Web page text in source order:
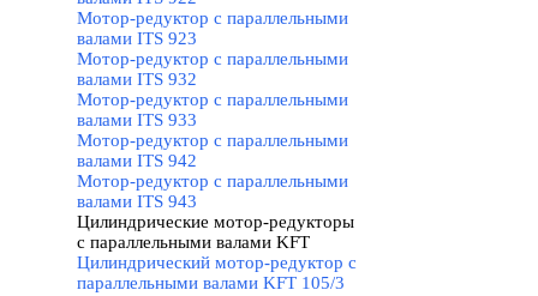
Мотор-редуктор с параллельными
валами ITS 923
Мотор-редуктор с параллельными
валами ITS 932
Мотор-редуктор с параллельными
валами ITS 933
Мотор-редуктор с параллельными
валами ITS 942
Мотор-редуктор с параллельными
валами ITS 943
Цилиндрические мотор-редукторы
с параллельными валами KFT
Цилиндрический мотор-редуктор с
параллельными валами KFT 105/3